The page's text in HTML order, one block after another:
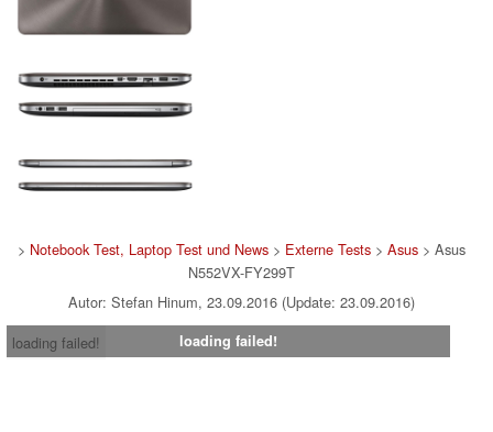
> Notebook Test, Laptop Test und News> Externe Tests> Asus> Asus
N552VX-FY299T
Autor: Stefan Hinum, 23.09.2016 (Update: 23.09.2016)
loading failed!
loading failed!